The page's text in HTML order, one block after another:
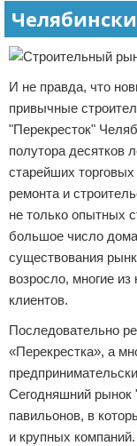
И не правда, что
привычные
"Перекресток"
полутора десятков
старейших
ремонта и
не только опытных
большое число
существования
возросло, многие
клиентов.
Последовательно
«Перекрестка», а
Сегодняшний рынок
павильонов, в
и крупных компаний.